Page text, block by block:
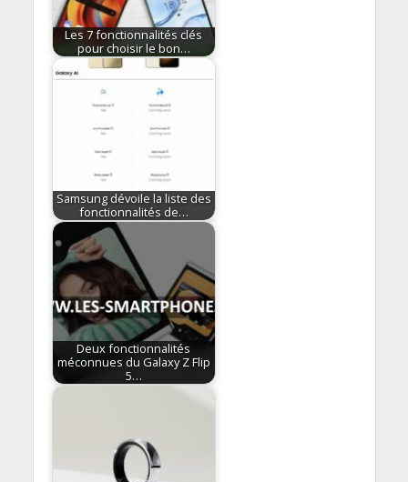
Les 7 fonctionnalités clés
pour choisir le bon…
Samsung dévoile la liste des
fonctionnalités de…
Deux fonctionnalités
méconnues du Galaxy Z Flip
5…